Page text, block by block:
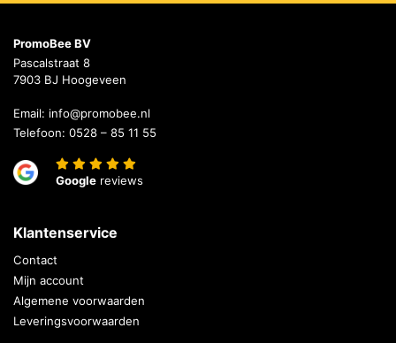
PromoBee BV
Pascalstraat 8
7903 BJ Hoogeveen
Email: info@promobee.nl
Telefoon: 0528 – 85 11 55
Google reviews
Klantenservice
Contact
Mijn account
Algemene voorwaarden
Leveringsvoorwaarden